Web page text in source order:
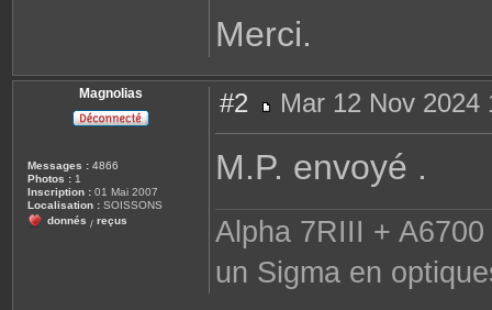
Merci.
Magnolias
Messages : 4866
Photos : 1
Inscription : 01 Mai 2007
Localisation : SOISSONS
donnés / reçus
#2
e
s
a
Mar 12 Nov 2024
M.P. envoyé .
Alpha 7RIII +
un Sigma en